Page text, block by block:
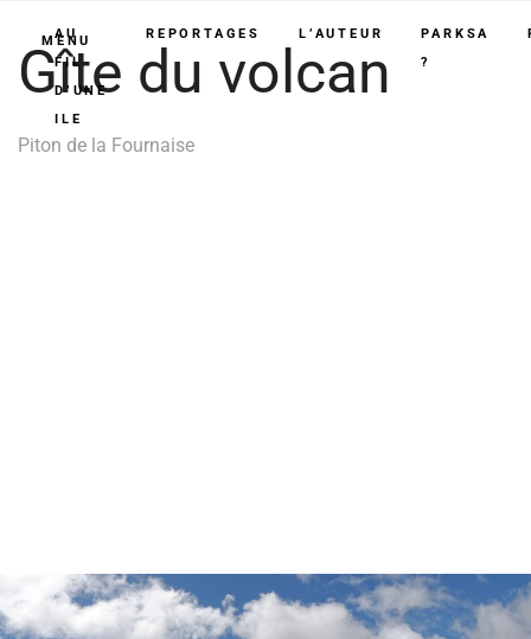
MENU
AU
FIL
D’UNE
ILE
REPORTAGES L’AUTEUR
PARKSA
?
Gîte du volcan
Piton de la Fournaise